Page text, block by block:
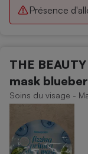
Présence
THE
mask
Soins du visage -